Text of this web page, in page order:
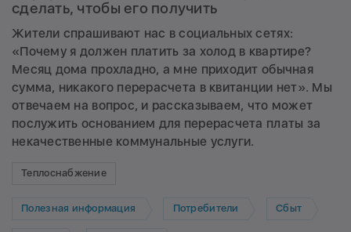
сделать, чтобы его получить
Жители спрашивают нас в социальных сетях:
«Почему я должен платить за холод в квартире?
Месяц дома прохладно, а мне приходит обычная
сумма, никакого перерасчета в квитанции нет». Мы
отвечаем на вопрос, и рассказываем, что может
послужить основанием для перерасчета платы за
некачественные коммунальные услуги.
Теплоснабжение
Полезная информация Потребители Сбыт